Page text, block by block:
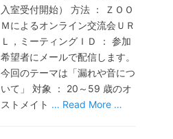
入室受付開始） 方法 ： ＺＯＯ
Ｍによるオンライン交流会ＵＲ
Ｌ，ミーティングＩＤ ： 参加
希望者にメールで配信します。
今回のテーマは「漏れや音につ
いて」 対象 ： 20～59 歳のオ
ストメイト … Read More …